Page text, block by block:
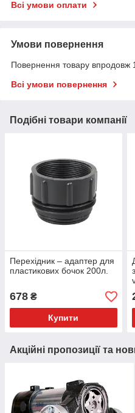
Всі умови оплати
Умови повернення
Повернення товару впродовж
Всі умови повернення
Подібні товари компанії
Перехідник – адаптер для
пластикових бочок 200л.
678 ₴
Купити
Акційні пропозиції та